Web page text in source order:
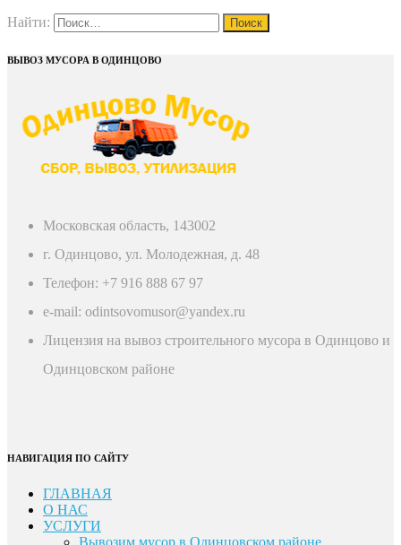
Найти:
ВЫВОЗ МУСОРА В ОДИНЦОВО
Московская область, 143002
г. Одинцово, ул. Молодежная, д. 48
Телефон: +7 916 888 67 97
e-mail: odintsovomusor@yandex.ru
Лицензия на вывоз строительного мусора в Одинцово и
Одинцовском районе
НАВИГАЦИЯ ПО САЙТУ
ГЛАВНАЯ
О НАС
УСЛУГИ